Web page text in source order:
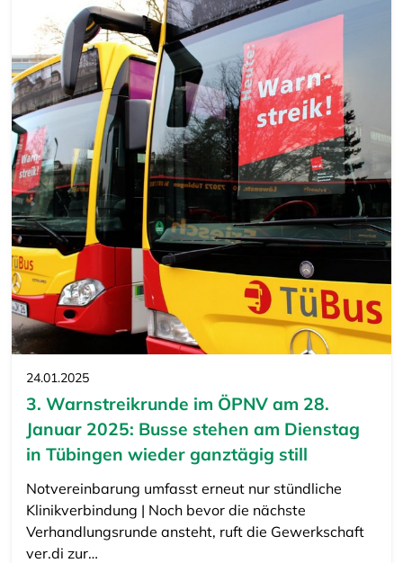
24.01.2025
3. Warnstreikrunde im ÖPNV am 28.
Januar 2025: Busse stehen am Dienstag
in Tübingen wieder ganztägig still
Notvereinbarung umfasst erneut nur stündliche
Klinikverbindung | Noch bevor die nächste
Verhandlungsrunde ansteht, ruft die Gewerkschaft
ver.di zur…